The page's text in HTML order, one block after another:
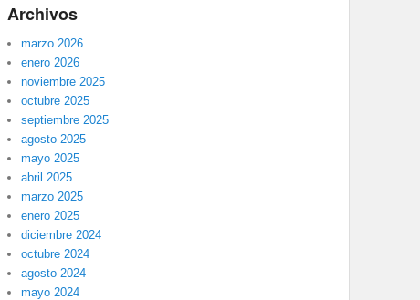
Archivos
marzo 2026
enero 2026
noviembre 2025
octubre 2025
septiembre 2025
agosto 2025
mayo 2025
abril 2025
marzo 2025
enero 2025
diciembre 2024
octubre 2024
agosto 2024
mayo 2024